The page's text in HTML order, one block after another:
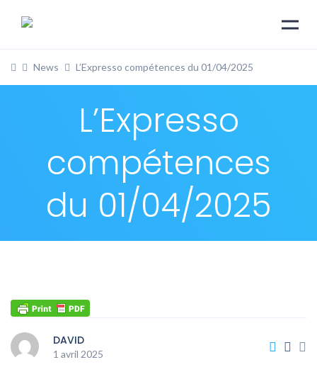
News L’Expresso compétences du 01/04/2025
L’Expresso
compétences
du 01/04/2025
DAVID
1 avril 2025